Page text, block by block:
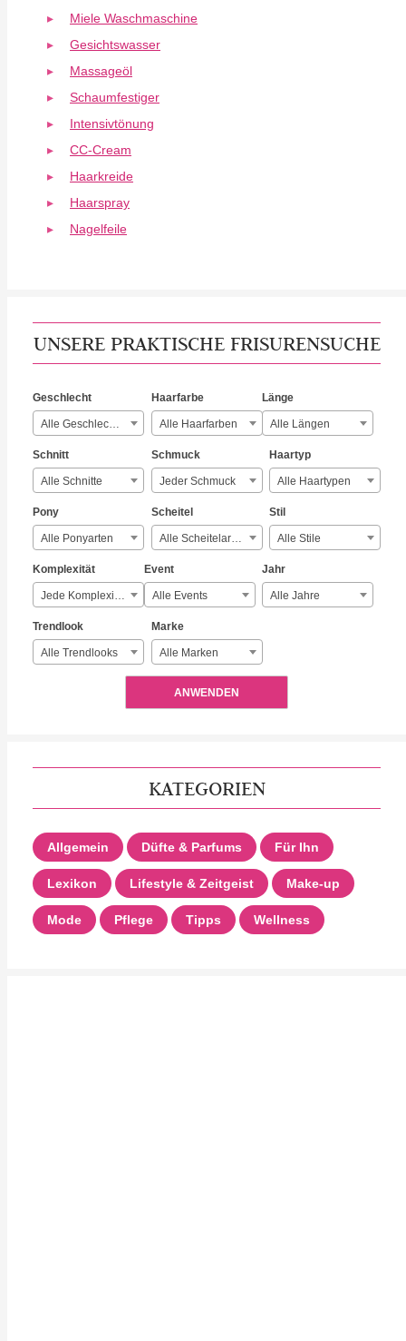
Miele Waschmaschine
Gesichtswasser
Massageöl
Schaumfestiger
Intensivtönung
CC-Cream
Haarkreide
Haarspray
Nagelfeile
UNSERE PRAKTISCHE FRISURENSUCHE
Geschlecht
Alle Geschlechter
Haarfarbe
Alle Haarfarben
Länge
Alle Längen
Schnitt
Alle Schnitte
Schmuck
Jeder Schmuck
Haartyp
Alle Haartypen
Pony
Alle Ponyarten
Scheitel
Alle Scheitelarten
Stil
Alle Stile
Komplexität
Jede Komplexität
Event
Alle Events
Jahr
Alle Jahre
Trendlook
Alle Trendlooks
Marke
Alle Marken
ANWENDEN
KATEGORIEN
Allgemein Düfte & Parfums Für Ihn
Lexikon Lifestyle & Zeitgeist Make-up
Mode Pflege Tipps Wellness